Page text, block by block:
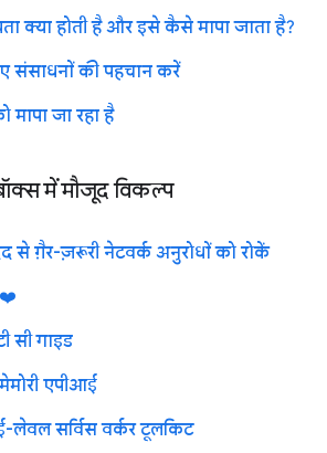
क्या होती है और इसे कैसे मापा जाता है?
संसाधनों की पहचान करें
जा रहा है
में मौजूद विकल्प
से ग़ैर-ज़रूरी नेटवर्क अनुरोधों को रोकें
❤️
सी गाइड
एपीआई
लेवल सर्विस वर्कर टूलकिट